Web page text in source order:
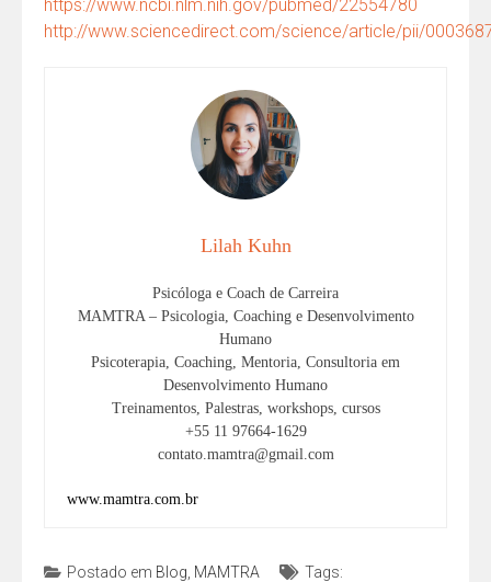
https://www.ncbi.nlm.nih.gov/pubmed/22554780
http://www.sciencedirect.com/science/article/pii/
Lilah Kuhn
Psicóloga e Coach de Carreira
MAMTRA – Psicologia, Coaching e Desenvolvimento
Humano
Psicoterapia, Coaching, Mentoria, Consultoria em
Desenvolvimento Humano
Treinamentos, Palestras, workshops, cursos
+55 11 97664-1629
contato.mamtra@gmail.com
www.mamtra.com.br
Postado em Blog MAMTRA
Tags: